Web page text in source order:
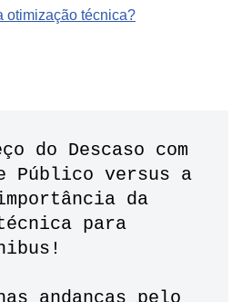
otimização técnica?
Público versus a
da
para